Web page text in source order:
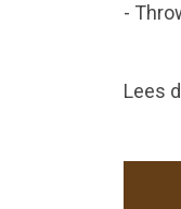
-
Lees